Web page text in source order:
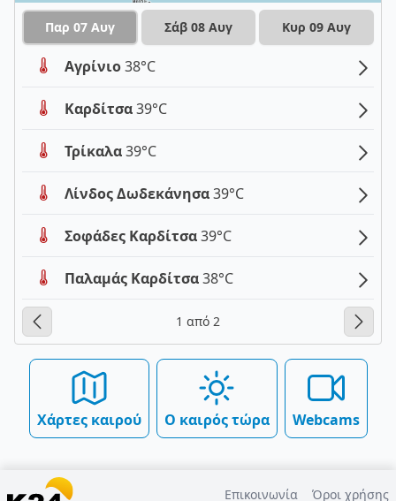
Παρ 07 Αυγ Σάβ 08 Αυγ Κυρ 09 Αυγ
Αγρίνιο38°C
Καρδίτσα39°C
Τρίκαλα39°C
Λίνδος Δωδεκάνησα39°C
Σοφάδες Καρδίτσα39°C
Παλαμάς Καρδίτσα38°C
1 από 2
Χάρτες καιρού Ο καιρός τώρα Webcams
Επικοινωνία Όροι χρήσης